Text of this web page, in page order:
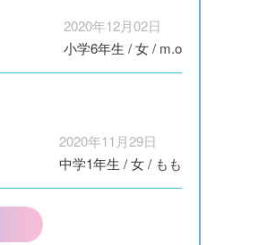
2020年12月02日
小学6年生 /女/ m.o
2020年11月29日
中学1年生 /女/ もも